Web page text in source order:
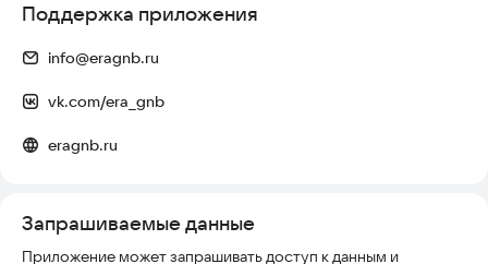
Поддержка приложения
info@eragnb.ru
vk.com/era_gnb
eragnb.ru
Запрашиваемые данные
Приложение может запрашивать доступ к данным и